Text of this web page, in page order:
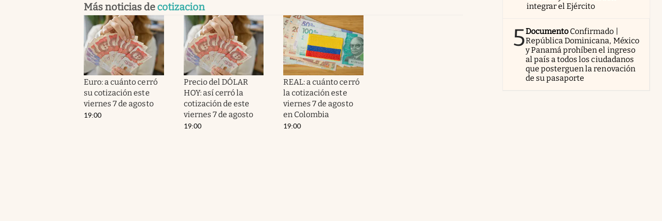
Más noticias de cotizacion
Euro: a cuánto cerró
su cotización este
viernes 7 de agosto
19:00
Precio del DÓLAR
HOY: así cerró la
cotización de este
viernes 7 de agosto
19:00
REAL: a cuánto cerró
la cotización este
viernes 7 de agosto
en Colombia
19:00
integrar el Ejército
5Documento Confirmado |
República Dominicana, México
y Panamá prohíben el ingreso
al país a todos los ciudadanos
que posterguen la renovación
de su pasaporte